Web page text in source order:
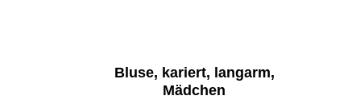
Bluse, kariert, langarm,
Mädchen